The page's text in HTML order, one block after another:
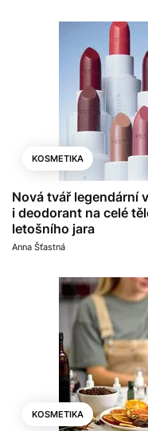
KOSMETIKA
Nová tvář legendární
i deodorant na celé
letošního jara
Anna Šťastná
KOSMETIKA